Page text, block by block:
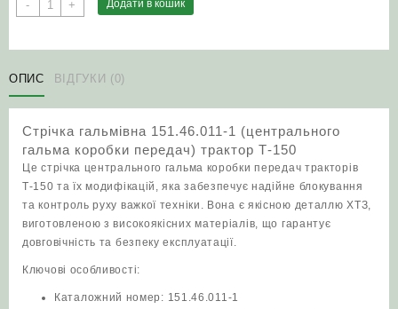
-
гальмівна
(центрального
гальма
передач)
трактор
Т-150
кількість
+ Додати в кошик
ОПИС ВІДГУКИ (0)
Стрічка гальмівна 151.46.011-1 (центрального
гальма коробки передач) трактор Т-150
Це стрічка центрального гальма коробки передач тракторів
Т-150 та їх модифікацій, яка забезпечує надійне блокування
та контроль руху важкої техніки. Вона є якісною деталлю ХТЗ,
виготовленою з високоякісних матеріалів, що гарантує
довговічність та безпеку експлуатації.
Ключові особливості:
Каталожний номер: 151.46.011-1